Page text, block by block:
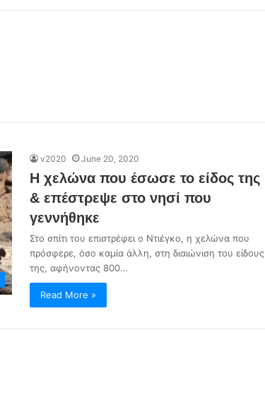
v2020 June 20, 2020
Η χελώνα που έσωσε το είδος της
& επέστρεψε στο νησί που
γεννήθηκε
Στο σπίτι του επιστρέφει ο Ντιέγκο, η χελώνα που
πρόσφερε, όσο καμία άλλη, στη διαιώνιση του είδους
της, αφήνοντας 800…
Read More »